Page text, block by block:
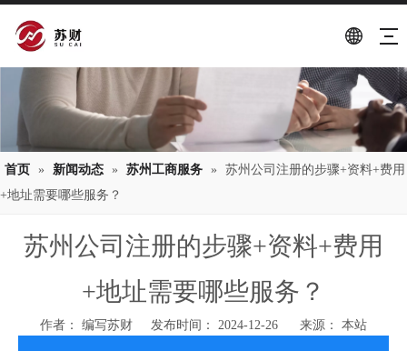
首页 » 新闻动态 » 苏州工商服务 »
苏州公司注册的步骤+资料+费用
+地址需要哪些服务？
苏州公司注册的步骤+资料+费用
+地址需要哪些服务？
作者： 编写苏财 发布时间： 2024-12-26 来源： 本站